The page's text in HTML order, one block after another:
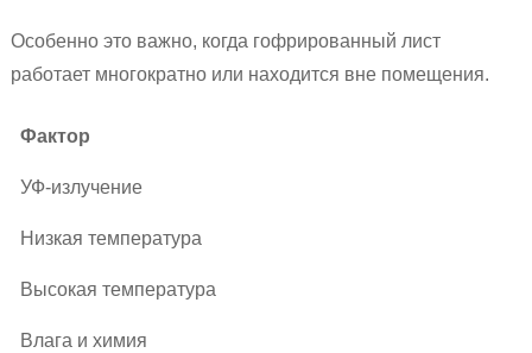
Особенно это важно, когда гофрированный лист
работает многократно или находится вне помещения.
Фактор
УФ-излучение
Низкая температура
Высокая температура
Влага и химия